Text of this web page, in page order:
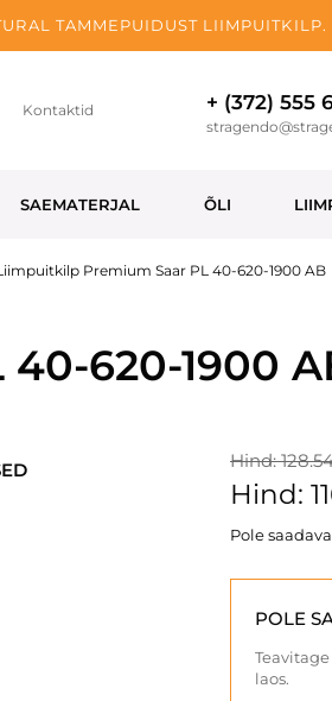
TAMMEPUIDUST LIIMPUITKILP.
Kontaktid + (372) 555
SAEMATERJAL ÕLI
Premium Saar PL 40-620-1900 AB
620-1900
Hind:
Hind:
Pole
POLE
laos.